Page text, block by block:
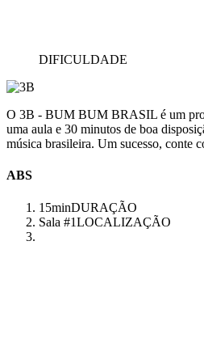
DIFICULDADE
O 3B - BUM BUM BRASIL é um
uma aula e 30 minutos de boa
música brasileira. Um sucesso, conte
ABS
15minDURAÇÃO
Sala #1LOCALIZAÇÃO